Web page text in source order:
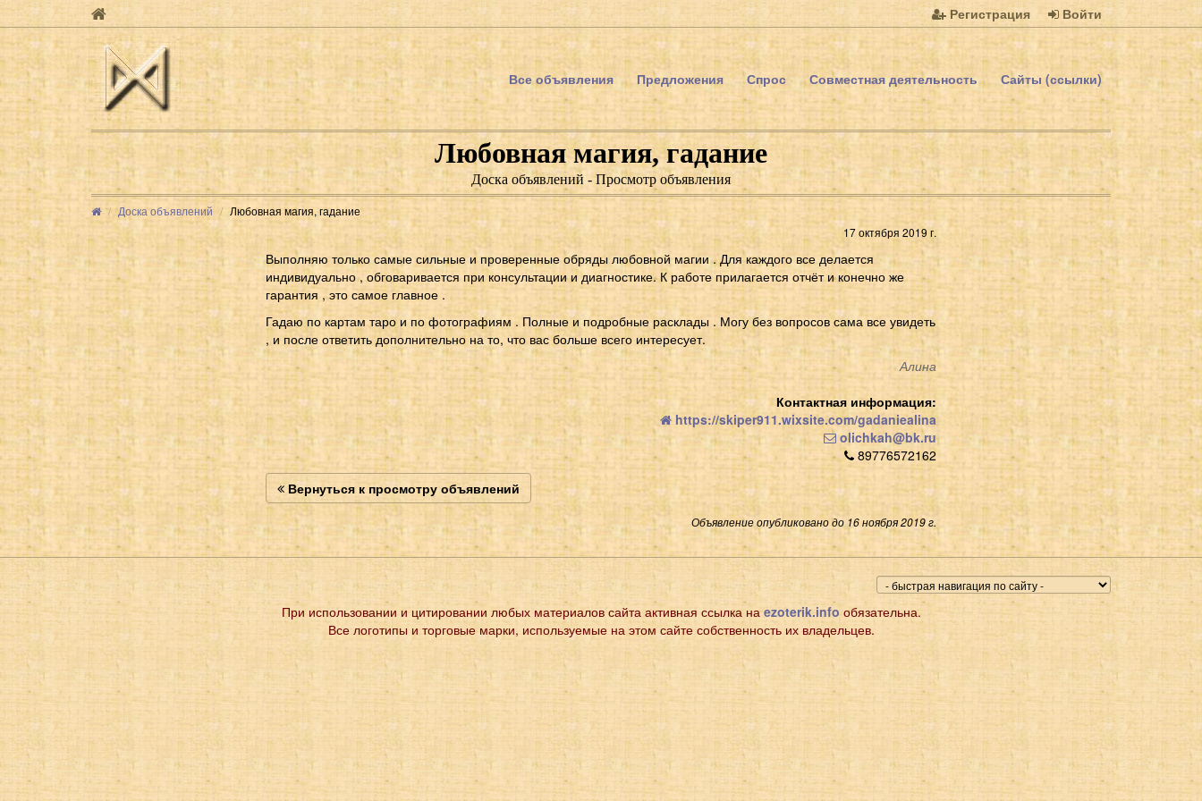
Регистрация Войти
Все объявления Предложения Спрос Совместная деятельность Сайты (ссылки)
Любовная магия, гадание
Доска объявлений - Просмотр объявления
Доска объявлений
Любовная магия, гадание
17 октября 2019 г.
Выполняю только самые сильные и проверенные обряды любовной магии . Для каждого все делается
индивидуально , обговаривается при консультации и диагностике. К работе прилагается отчёт и конечно же
гарантия , это самое главное .
Гадаю по картам таро и по фотографиям . Полные и подробные расклады . Могу без вопросов сама все увидеть
, и после ответить дополнительно на то, что вас больше всего интересует.
Алина
Контактная информация:
https://skiper911.wixsite.com/gadaniealina
olichkah@bk.ru
89776572162
Вернуться к просмотру объявлений
Объявление опубликовано до 16 ноября 2019 г.
При использовании и цитировании любых материалов сайта активная ссылка наezoterik.info обязательна.
Все логотипы и торговые марки, используемые на этом сайте собственность их владельцев.